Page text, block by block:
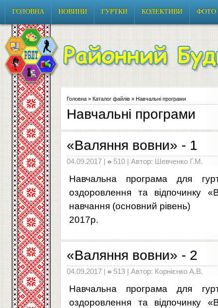
ГОЛОВНА НОВИНИ ГУРТКИ КОЛЕКТИВИ ФОТО
Головна » Каталог файлів » Навчальні програми
Навчальні програми
«Валяння вовни» - 1
04.09.2017 | 510 | Автор: Шевченко Г.М.
Навчальна програма для
оздоровлення та відпочинку
навчання (основний рівень)
2017р.
«Валяння вовни» - 2
04.09.2017 | 513 | Автор: Корнієнко А.В.
Навчальна програма для
оздоровлення та відпочинку